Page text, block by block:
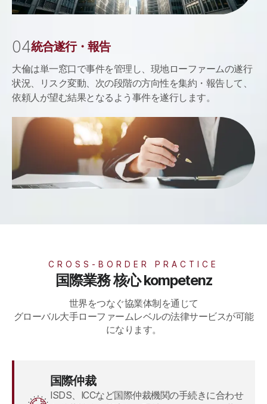
04統合遂行・報告
大倫は単一窓口で事件を管理し、現地ローファームの遂行
状況、リスク変動、次の段階の方向性を集約・報告して、
依頼人が望む結果となるよう事件を遂行します。
CROSS-BORDER PRACTICE
国際業務 核心 kompetenz
世界をつなぐ協業体制を通じて
グローバル大手ローファームレベルの法律サービスが可能
になります。
国際仲裁
ISDS、ICCなど国際仲裁機関の手続きに合わせ